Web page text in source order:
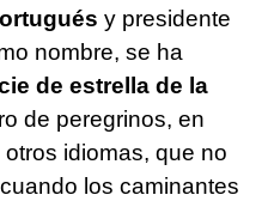
y presidente
nombre, se ha
de estrella de la
de peregrinos, en
idiomas, que no
los caminantes